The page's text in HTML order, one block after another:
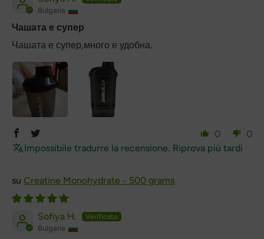
Bulgaria
Чашата е супер
Чашата е супер,много е удобна.
0
0
Impossibile tradurre la recensione. Riprova più tardi
Creatine Monohydrate - 500 grams
Sofiya H.
Bulgaria